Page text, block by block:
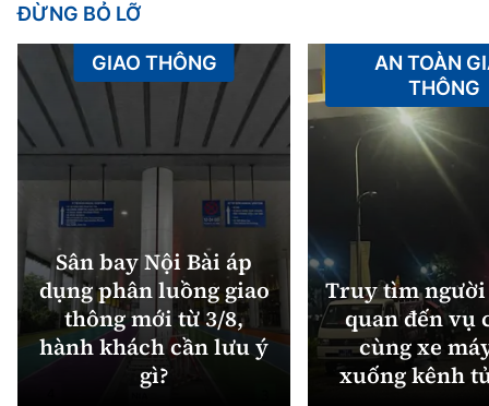
ĐỪNG BỎ LỠ
Sân bay Nội Bài áp
dụng phân luồng giao
thông mới từ 3/8,
hành khách cần lưu ý
gì?
GIAO THÔNG
Truy tìm
quan đến vụ
cùng xe
xuống kênh
AN TOÀN
THÔNG